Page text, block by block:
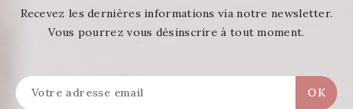
Recevez les dernières informations via notre newsletter.
Vous pourrez vous désinscrire à tout moment.